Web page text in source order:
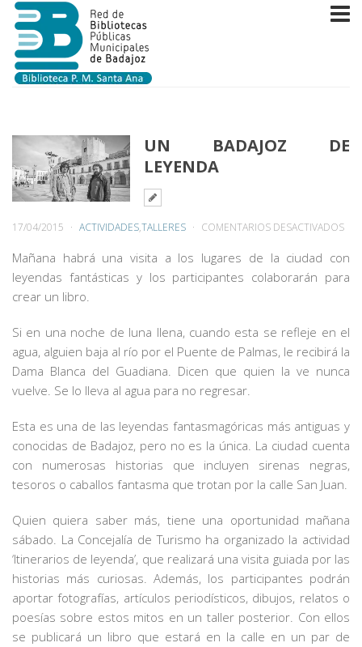
UN BADAJOZ DE
LEYENDA
17/04/2015 ACTIVIDADES,TALLERES COMENTARIOS DESACTIVADOSEN
DE
Mañana habrá una visita a los lugares de la ciudad con
leyendas fantásticas y los participantes colaborarán para
crear un libro.
Si en una noche de luna llena, cuando esta se refleje en el
agua, alguien baja al río por el Puente de Palmas, le recibirá la
Dama Blanca del Guadiana. Dicen que quien la ve nunca
vuelve. Se lo lleva al agua para no regresar.
Esta es una de las leyendas fantasmagóricas más antiguas y
conocidas de Badajoz, pero no es la única. La ciudad cuenta
con numerosas historias que incluyen sirenas negras,
tesoros o caballos fantasma que trotan por la calle San Juan.
Quien quiera saber más, tiene una oportunidad mañana
sábado. La Concejalía de Turismo ha organizado la actividad
‘Itinerarios de leyenda’, que realizará una visita guiada por las
historias más curiosas. Además, los participantes podrán
aportar fotografías, artículos periodísticos, dibujos, relatos o
poesías sobre estos mitos en un taller posterior. Con ellos
se publicará un libro que estará en la calle en un par de